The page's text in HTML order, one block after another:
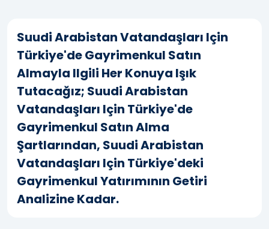
Suudi Arabistan Vatandaşları Için
Türkiye'de Gayrimenkul Satın
Almayla Ilgili Her Konuya Işık
Tutacağız; Suudi Arabistan
Vatandaşları Için Türkiye'de
Gayrimenkul Satın Alma
Şartlarından, Suudi Arabistan
Vatandaşları Için Türkiye'deki
Gayrimenkul Yatırımının Getiri
Analizine Kadar.